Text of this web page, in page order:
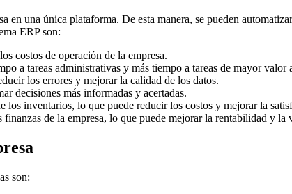
en una única plataforma. De esta manera, se pueden
ERP son:
costos de operación de la empresa.
a tareas administrativas y más tiempo a tareas de mayor valor
los errores y mejorar la calidad de los datos.
decisiones más informadas y acertadas.
inventarios, lo que puede reducir los costos y mejorar la
de la empresa, lo que puede mejorar la rentabilidad y
son: